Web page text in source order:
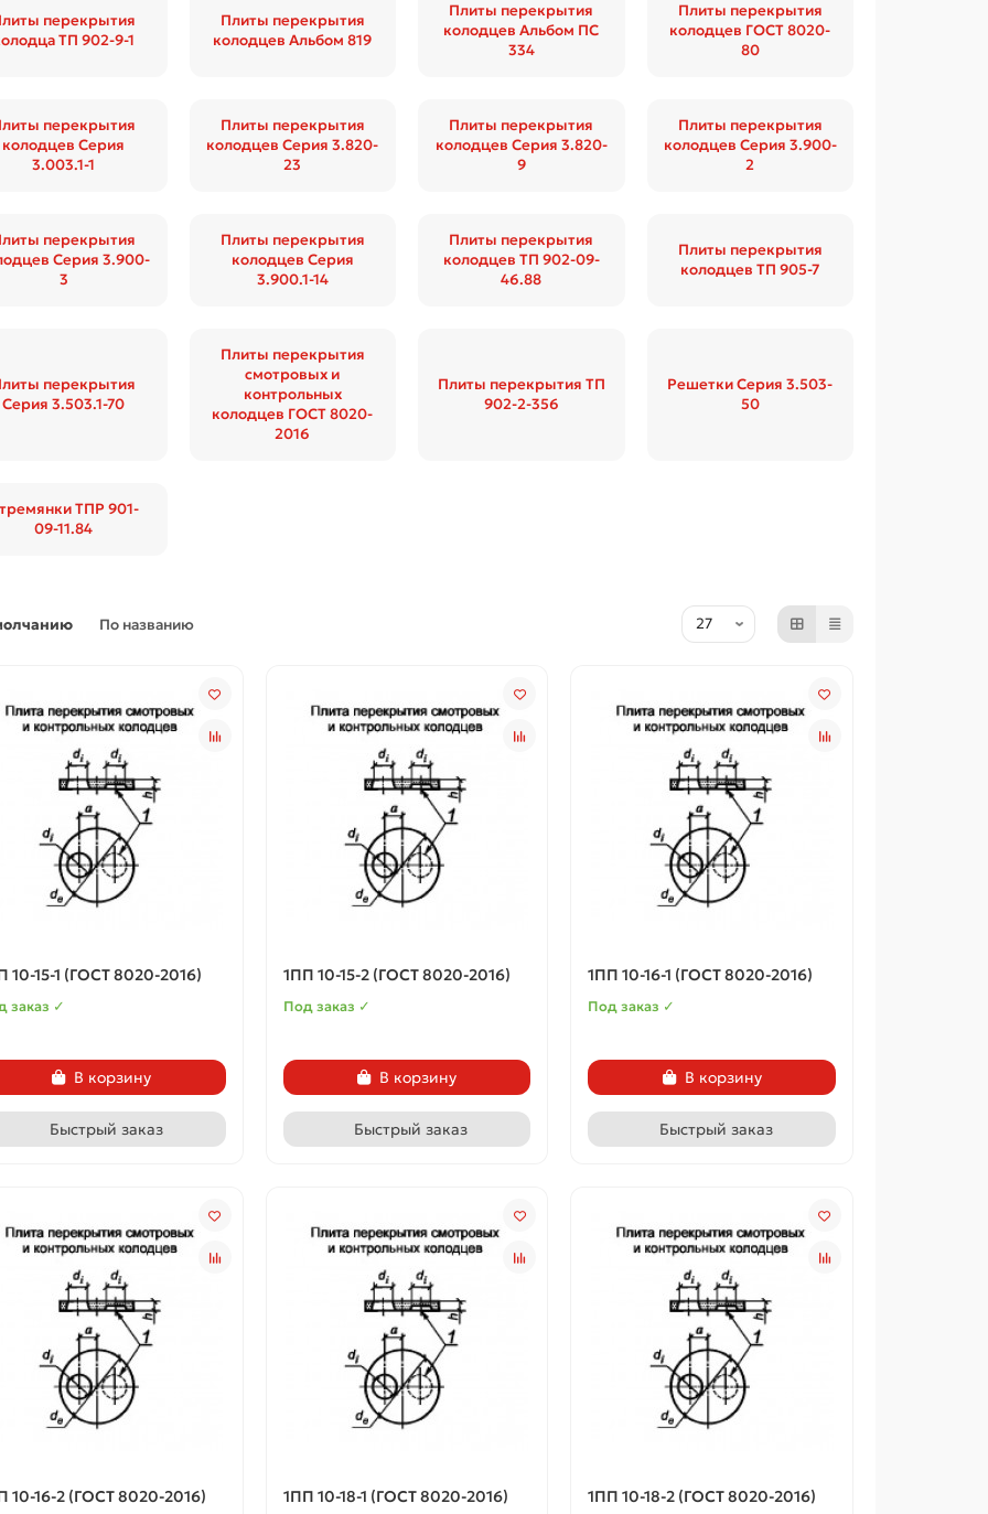
перекрытия
ТП 902-9-1
Плиты перекрытия
колодцев Альбом 819
Плиты перекрытия
колодцев Альбом ПС
334
Плиты перекрытия
колодцев ГОСТ 8020-
80
перекрытия
колодцев Серия
3.003.1-1
Плиты перекрытия
колодцев Серия 3.820-
23
Плиты перекрытия
колодцев Серия 3.820-
9
Плиты перекрытия
колодцев Серия 3.900-
2
перекрытия
Серия 3.900-
3
Плиты перекрытия
колодцев Серия
3.900.1-14
Плиты перекрытия
колодцев ТП 902-09-
46.88
Плиты перекрытия
колодцев ТП 905-7
перекрытия
Серия 3.503.1-70
Плиты перекрытия
смотровых и
контрольных
колодцев ГОСТ 8020-
2016
Плиты перекрытия ТП
902-2-356
Решетки Серия 3.503-
50
ТПР 901-
09-11.84
По названию
10-15-1 (ГОСТ 8020-2016)
заказ ✓
В корзину
Быстрый заказ
1ПП 10-15-2 (ГОСТ 8020-2016)
Под заказ ✓
В корзину
Быстрый заказ
1ПП 10-16-1 (ГОСТ 8020-2016)
Под заказ ✓
В корзину
Быстрый заказ
10-16-2 (ГОСТ 8020-2016) 1ПП 10-18-1 (ГОСТ 8020-2016) 1ПП 10-18-2 (ГОСТ 8020-2016)